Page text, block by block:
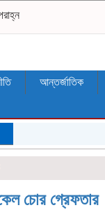
আন্তর্জাতিক
চোর গ্রেফতার